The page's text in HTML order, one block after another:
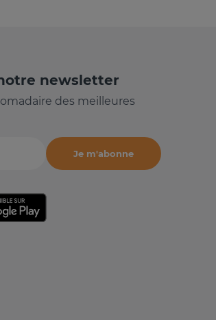
newsletter
des meilleures
Je m'abonne